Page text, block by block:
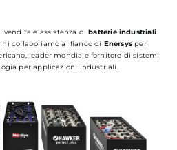
e assistenza dibatterie industriali
collaboriamo al fianco di Enersysper
leader mondiale fornitore di sistemi
per applicazioni industriali.